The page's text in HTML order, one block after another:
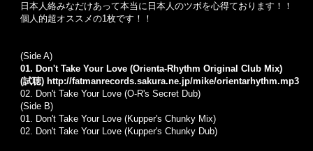
日本人絡みなだけあって本当に日本人のツボを心得ております！！
個人的超オススメの1枚です！！
(Side A)
01. Don't Take Your Love (Orienta-Rhythm Original Club Mix)
(試聴) http://fatmanrecords.sakura.ne.jp/mike/orientarhythm.mp3
02. Don't Take Your Love (O-R's Secret Dub)
(Side B)
01. Don't Take Your Love (Kupper's Chunky Mix)
02. Don't Take Your Love (Kupper's Chunky Dub)